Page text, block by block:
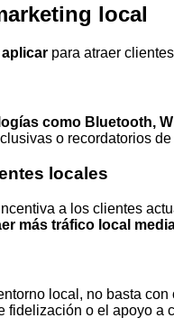
local
para atraer
como Bluetooth,
o recordatorios
locales
a los clientes
más tráfico local
local, no basta
o el apoyo a